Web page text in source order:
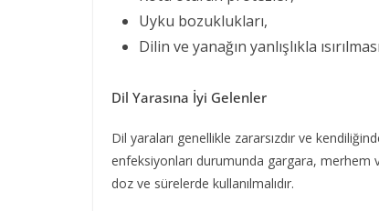
Uyku bozuklukları,
Dilin ve yanağın yanlışlıkla
Dil Yarasına İyi Gelenler
Dil yaraları genellikle zararsızdır ve
enfeksiyonları durumunda gargara,
doz ve sürelerde kullanılmalıdır.